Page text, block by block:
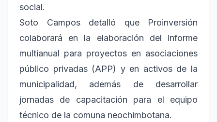
social.
Soto Campos detalló que Proinversión
colaborará en la elaboración del informe
multianual para proyectos en asociaciones
público privadas (APP) y en activos de la
municipalidad, además de desarrollar
jornadas de capacitación para el equipo
técnico de la comuna neochimbotana.